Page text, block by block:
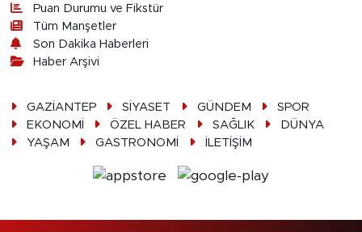
Puan Durumu ve Fikstür
Tüm Manşetler
Son Dakika Haberleri
Haber Arşivi
GAZİANTEP SİYASET GÜNDEM
SPOR
EKONOMİ
ÖZEL HABER SAĞLIK
DÜNYA
YAŞAM
GASTRONOMİ İLETİŞİM